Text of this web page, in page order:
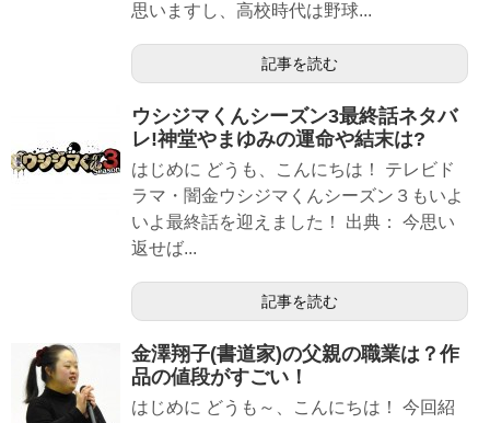
思いますし、高校時代は野球...
記事を読む
ウシジマくんシーズン3最終話ネタバ
レ!神堂やまゆみの運命や結末は?
はじめに どうも、こんにちは！ テレビド
ラマ・闇金ウシジマくんシーズン３もいよ
いよ最終話を迎えました！ 出典： 今思い
返せば...
記事を読む
金澤翔子(書道家)の父親の職業は？作
品の値段がすごい！
はじめに どうも～、こんにちは！ 今回紹